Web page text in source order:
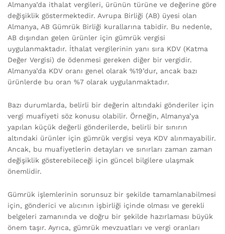
Almanya’da ithalat vergileri, ürünün türüne ve değerine göre
değişiklik göstermektedir. Avrupa Birliği (AB) üyesi olan
Almanya, AB Gümrük Birliği kurallarına tabidir. Bu nedenle,
AB dışından gelen ürünler için gümrük vergisi
uygulanmaktadır. İthalat vergilerinin yanı sıra KDV (Katma
Değer Vergisi) de ödenmesi gereken diğer bir vergidir.
Almanya’da KDV oranı genel olarak %19’dur, ancak bazı
ürünlerde bu oran %7 olarak uygulanmaktadır.
Bazı durumlarda, belirli bir değerin altındaki gönderiler için
vergi muafiyeti söz konusu olabilir. Örneğin, Almanya’ya
yapılan küçük değerli gönderilerde, belirli bir sınırın
altındaki ürünler için gümrük vergisi veya KDV alınmayabilir.
Ancak, bu muafiyetlerin detayları ve sınırları zaman zaman
değişiklik gösterebileceği için güncel bilgilere ulaşmak
önemlidir.
Gümrük işlemlerinin sorunsuz bir şekilde tamamlanabilmesi
için, gönderici ve alıcının işbirliği içinde olması ve gerekli
belgeleri zamanında ve doğru bir şekilde hazırlaması büyük
önem taşır. Ayrıca, gümrük mevzuatları ve vergi oranları